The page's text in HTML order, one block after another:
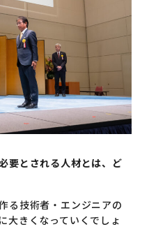
要とされる人材とは、ど
る技術者・エンジニアの
大きくなっていくでしょ